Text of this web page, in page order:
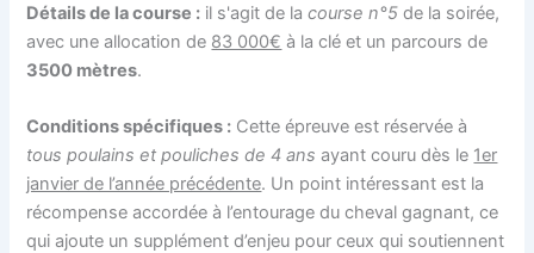
Détails de la course : il s'agit de lacourse n°5 de la soirée,
avec une allocation de 83 000€ à la clé et un parcours de
3500 mètres.
Conditions spécifiques : Cette épreuve est réservée à
tous poulains et pouliches de 4 ans ayant couru dès le 1er
janvier de l’année précédente. Un point intéressant est la
récompense accordée à l’entourage du cheval gagnant, ce
qui ajoute un supplément d’enjeu pour ceux qui soutiennent